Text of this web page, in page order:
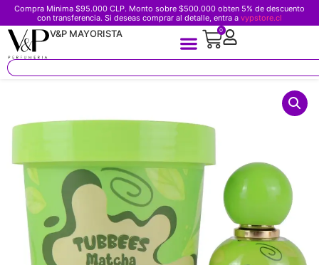
Compra Minima $95.000 CLP. Monto sobre $500.000 obten 5% de descuento
con transferencia. Si deseas comprar al detalle, entra a vypstore.cl
V&P MAYORISTA 0